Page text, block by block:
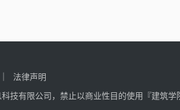
法律声明
技有限公司，禁止以商业性目的使用『建筑